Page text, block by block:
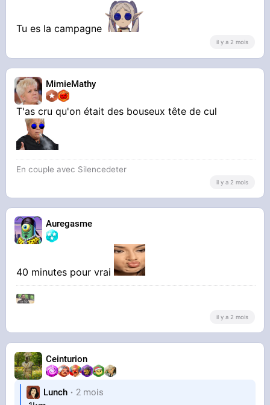
Tu es la campagne
il y a 2 mois
MimieMathy
T'as cru qu'on était des bouseux tête de cul
En couple avec Silencedeter
il y a 2 mois
Auregasme
40 minutes pour vrai
il y a 2 mois
Ceinturion
Lunch 2 mois